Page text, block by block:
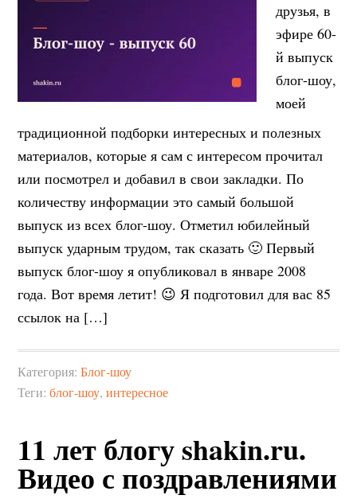
друзья, в
эфире 60-
й выпуск
блог-шоу,
моей
традиционной подборки интересных и полезных
материалов, которые я сам с интересом прочитал
или посмотрел и добавил в свои закладки. По
количеству информации это самый большой
выпуск из всех блог-шоу. Отметил юбилейный
выпуск ударным трудом, так сказать 🙂 Первый
выпуск блог-шоу я опубликовал в январе 2008
года. Вот время летит! 😉 Я подготовил для вас 85
ссылок на […]
Категория:Блог-шоу
Теги:блог-шоу,интересное
11 лет блогу shakin.ru.
Видео с поздравлениями